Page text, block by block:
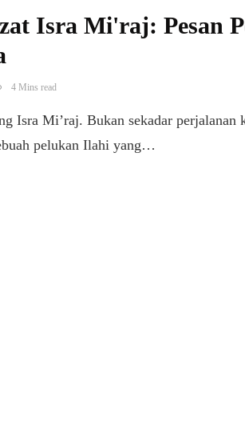
Isra Mi'raj: Pesan
4 Mins read
Isra Mi’raj. Bukan sekadar perjalanan
pelukan Ilahi yang…